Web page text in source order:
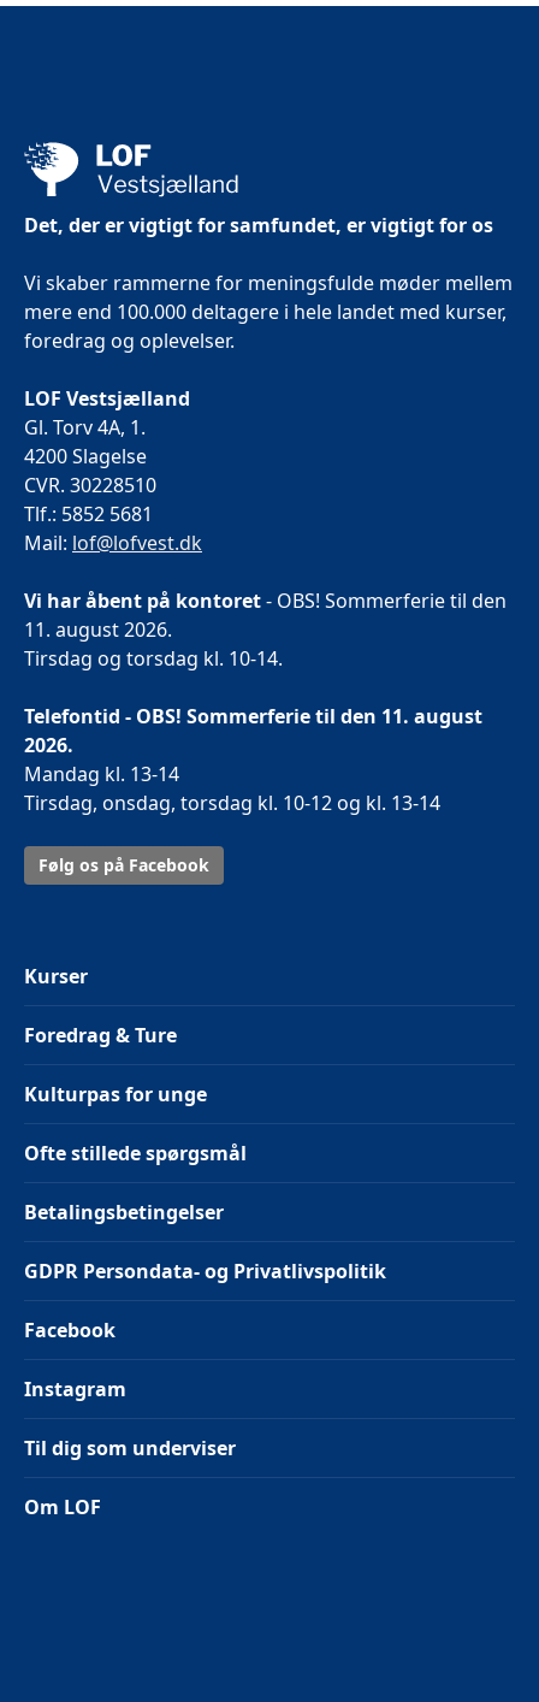
Det, der er vigtigt for samfundet, er vigtigt for os
Vi skaber rammerne for meningsfulde møder mellem
mere end 100.000 deltagere i hele landet med kurser,
foredrag og oplevelser.
LOF Vestsjælland
Gl. Torv 4A, 1.
4200 Slagelse
CVR. 30228510
Tlf.: 5852 5681
Mail: lof@lofvest.dk
Vi har åbent på kontoret- OBS! Sommerferie til den
11. august 2026.
Tirsdag og torsdag kl. 10-14.
Telefontid - OBS! Sommerferie til den 11. august
2026.
Mandag kl. 13-14
Tirsdag, onsdag, torsdag kl. 10-12 og kl. 13-14
Følg os på Facebook
Kurser
Foredrag & Ture
Kulturpas for unge
Ofte stillede spørgsmål
Betalingsbetingelser
GDPR Persondata- og Privatlivspolitik
Facebook
Instagram
Til dig som underviser
Om LOF